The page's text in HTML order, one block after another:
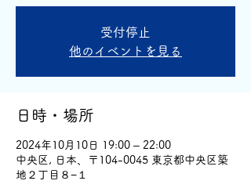
受付停止
他のイベントを見る
日時・場所
2024年10月10日 19:00 – 22:00
中央区, 日本、〒104-0045 東京都中央区築
地２丁目８−１